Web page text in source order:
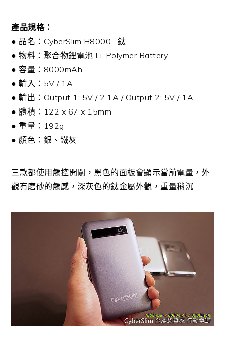
產品規格：
● 品名：CyberSlim H8000 . 鈦
● 物料：聚合物鋰電池 Li-Polymer Battery
● 容量：8000mAh
● 輸入：5V / 1A
● 輸出：Output 1: 5V / 2.1A / Output 2: 5V / 1A
● 體積：122 x 67 x 15mm
● 重量：192g
● 顏色：銀、鐵灰
三款都使用觸控開關，黑色的面板會顯示當前電量，外
觀有磨砂的觸感，深灰色的鈦金屬外觀，重量稍沉